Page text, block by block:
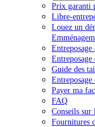
Prix garanti
Libre-
Louez un
Guide des
Payer ma
FAQ
Conseils sur
Fournitures